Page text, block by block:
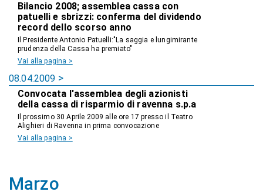
Bilancio 2008; assemblea cassa con
patuelli e sbrizzi: conferma del dividendo
record dello scorso anno
Il Presidente Antonio Patuelli:"La saggia e lungimirante
prudenza della Cassa ha premiato"
Vai alla pagina >
08.04.2009
Convocata l'assemblea degli azionisti
della cassa di risparmio di ravenna s.p.a
Il prossimo 30 Aprile 2009 alle ore 17 presso il Teatro
Alighieri di Ravenna in prima convocazione
Vai alla pagina >
Marzo